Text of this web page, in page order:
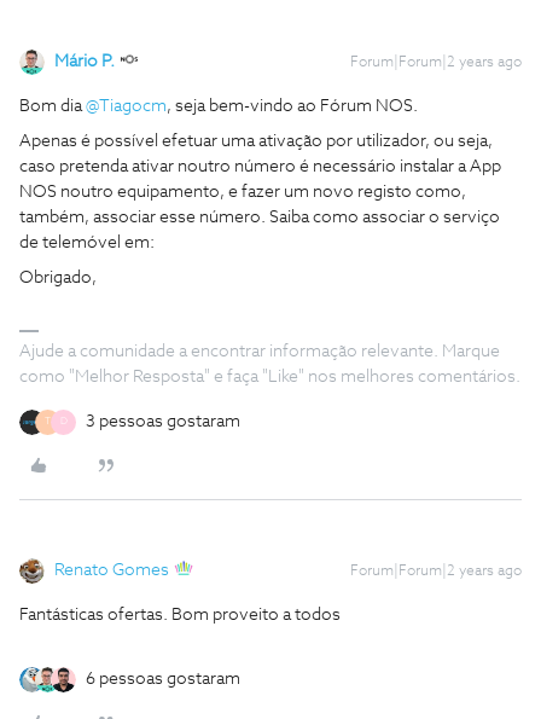
Mário P. Forum|Forum|2 years ago
Bom dia @Tiagocm, seja bem-vindo ao Fórum NOS.
Apenas é possível efetuar uma ativação por utilizador, ou seja,
caso pretenda ativar noutro número é necessário instalar a App
NOS noutro equipamento, e fazer um novo registo como,
também, associar esse número. Saiba como associar o serviço
de telemóvel em:
Obrigado,
Ajude a comunidade a encontrar informação relevante. Marque
como "Melhor Resposta" e faça "Like" nos melhores comentários.
D 3 pessoas gostaram
Renato Gomes Forum|Forum|2 years ago
Fantásticas ofertas. Bom proveito a todos
6 pessoas gostaram